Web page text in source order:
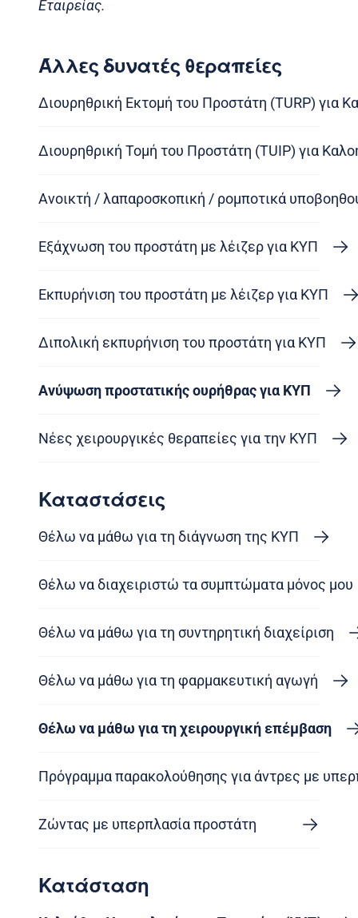
Εταιρείας.
Άλλες δυνατές θεραπείες
Διουρηθρική Εκτομή του Προστάτη (TURP) για
Διουρηθρική Τομή του Προστάτη (TUIP) για
Ανοικτή / λαπαροσκοπική / ρομποτικά
Εξάχνωση του προστάτη με λέιζερ για ΚΥΠ
Εκπυρήνιση του προστάτη με λέιζερ για ΚΥΠ
Διπολική εκπυρήνιση του προστάτη για ΚΥΠ
Ανύψωση προστατικής ουρήθρας για ΚΥΠ
Νέες χειρουργικές θεραπείες για την ΚΥΠ
Καταστάσεις
Θέλω να μάθω για τη διάγνωση της ΚΥΠ
Θέλω να διαχειριστώ τα συμπτώματα μόνος μου
Θέλω να μάθω για τη συντηρητική διαχείριση
Θέλω να μάθω για τη φαρμακευτική αγωγή
Θέλω να μάθω για τη χειρουργική επέμβαση
Πρόγραμμα παρακολούθησης για άντρες με
Ζώντας με υπερπλασία προστάτη
Κατάσταση